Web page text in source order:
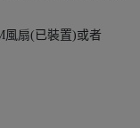
扇(已裝置)或者